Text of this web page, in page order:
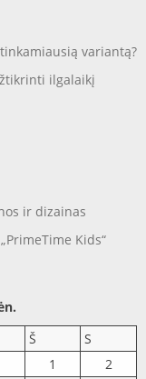
variantą?
ilgalaikį
ir dizainas
Kids“
Š
S
1
2